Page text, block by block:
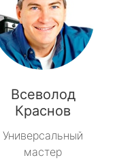
Всеволод
Краснов
Универсальный
мастер